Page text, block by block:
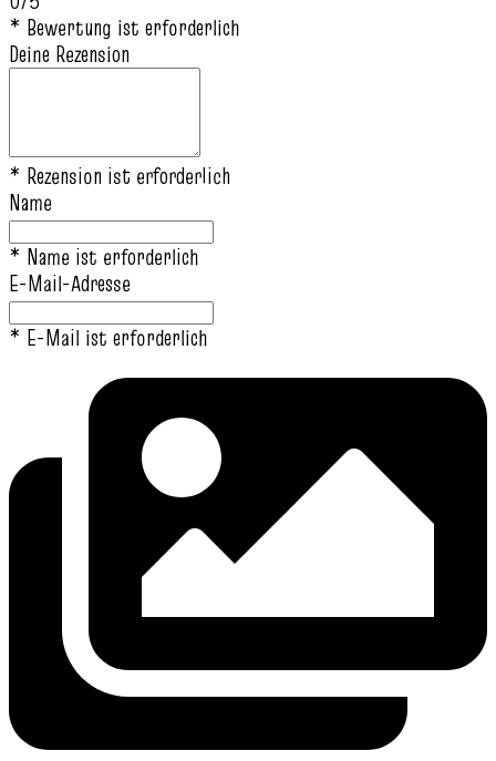
* Bewertung ist erforderlich
Deine Rezension
* Rezension ist erforderlich
Name
* Name ist erforderlich
E-Mail-Adresse
* E-Mail ist erforderlich